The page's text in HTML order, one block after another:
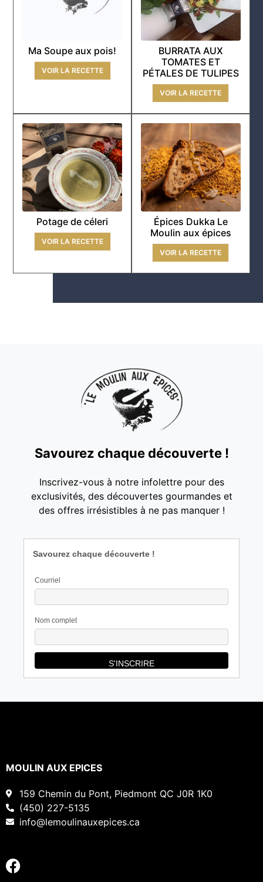
Ma Soupe aux pois!
VOIR LA RECETTE
BURRATA AUX
TOMATES ET
PÉTALES DE TULIPES
VOIR LA RECETTE
Potage de céleri
VOIR LA RECETTE
Épices Dukka Le
Moulin aux épices
VOIR LA RECETTE
Savourez chaque découverte !
Inscrivez-vous à notre infolettre pour des
exclusivités, des découvertes gourmandes et
des offres irrésistibles à ne pas manquer !
Savourez chaque découverte !
Courriel
Nom complet
MOULIN AUX EPICES
159 Chemin du Pont, Piedmont QC J0R 1K0
(450) 227-5135
info@lemoulinauxepices.ca